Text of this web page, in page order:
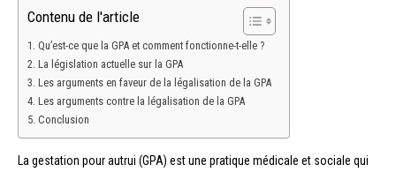
Contenu de l'article
Qu’est-ce que la GPA et comment fonctionne-t-elle ?
La législation actuelle sur la GPA
Les arguments en faveur de la légalisation de la GPA
Les arguments contre la légalisation de la GPA
Conclusion
La gestation pour autrui (GPA) est une pratique médicale et sociale qui